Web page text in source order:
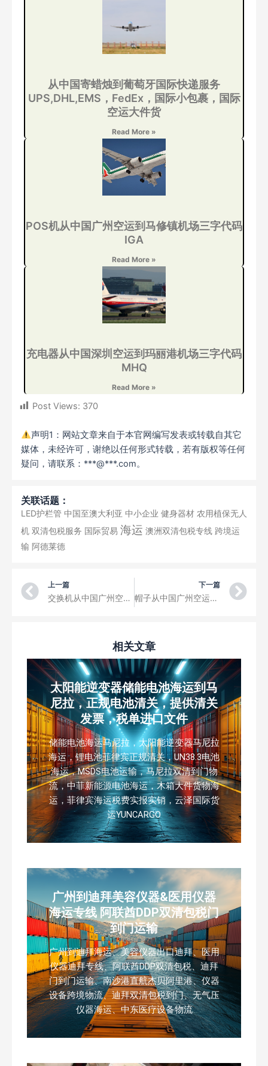
从中国寄蜡烛到葡萄牙国际快递服务
UPS,DHL,EMS，FedEx，国际小包裹，国际
空运大件货
Read More »
POS机从中国广州空运到马修镇机场三字代码
IGA
Read More »
充电器从中国深圳空运到玛丽港机场三字代码
MHQ
Read More »
Post Views: 370
声明1：网站文章来自于本官网编写发表或转载自其它
媒体，未经许可，谢绝以任何形式转载，若有版权等任何
疑问，请联系：***@***.com。
关联话题：
LED护栏管 中国至澳大利亚 中小企业 健身器材 农用植保无人
机 双清包税服务 国际贸易 海运 澳洲双清包税专线 跨境运
输 阿德莱德
Prev
上一篇
交换机从中国广州空运到奥斯坦德-布鲁日国际机场三字代码OST
下一篇
帽子从中国广州空运到列日机场三字代码LGG
相关文章
太阳能逆变器储能电池海运到马
尼拉，正规电池清关，提供清关
发票，税单进口文件
储能电池海运马尼拉，太阳能逆变器马尼拉
海运，锂电池菲律宾正规清关，UN38.3电池
海运，MSDS电池运输，马尼拉双清到门物
流，中菲新能源电池海运，木箱大件货物海
运，菲律宾海运税费实报实销，云泽国际货
运YUNCARGO
广州到迪拜美容仪器&医用仪器
海运专线 阿联酋DDP双清包税门
到门运输
广州到迪拜海运、美容仪器出口迪拜、医用
仪器迪拜专线、阿联酋DDP双清包税、迪拜
门到门运输、南沙港直航杰贝阿里港、仪器
设备跨境物流、迪拜双清包税到门、无气压
仪器海运、中东医疗设备物流